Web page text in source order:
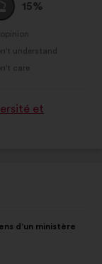
15%
understand
care
et
d’un ministère